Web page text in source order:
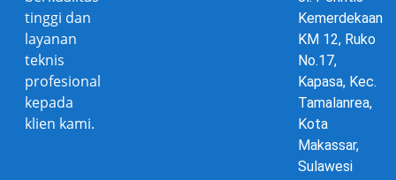
tinggi dan
layanan
teknis
profesional
kepada
klien kami.
Kemerdekaan
KM 12, Ruko
No.17,
Kapasa, Kec.
Tamalanrea,
Kota
Makassar,
Sulawesi